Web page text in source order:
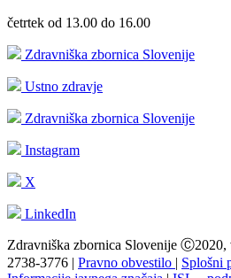
četrtek od 13.00 do 16.00
Zdravniška zbornica Slovenije
Ustno zdravje
Zdravniška zbornica Slovenije
Instagram
X
LinkedIn
Zdravniška zbornica Slovenije Ⓒ2020,
2738-3776 | Pravno obvestilo | Splošni